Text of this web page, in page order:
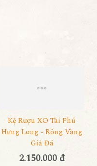
Kệ Rượu XO Tài Phú
Hưng Long - Rồng Vàng
Giả Đá
2.150.000 đ